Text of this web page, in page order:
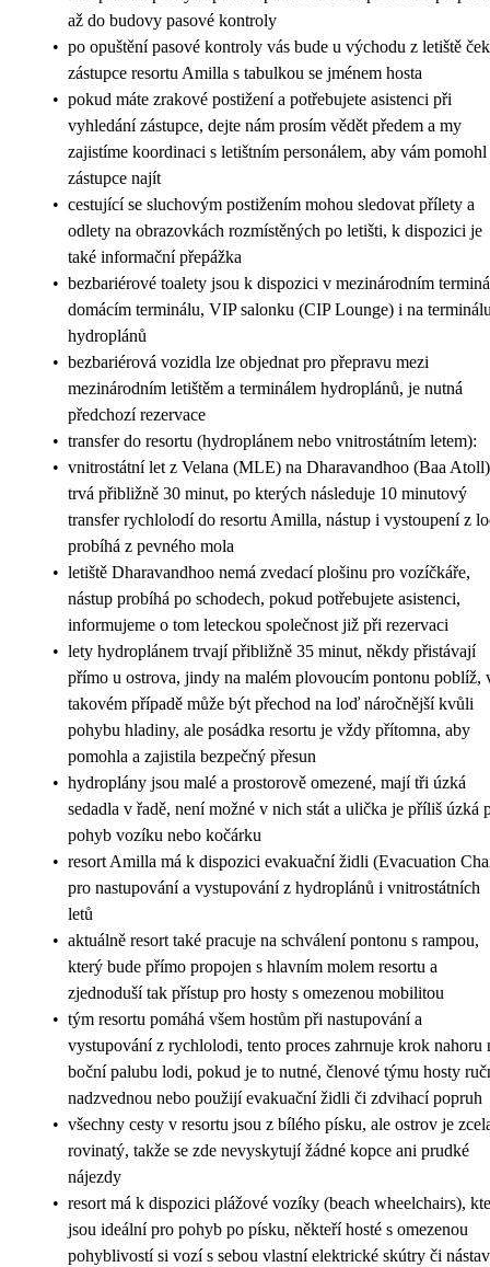
až do budovy pasové kontroly
• po opuštění pasové kontroly vás bude u východu z letiště
zástupce resortu Amilla s tabulkou se jménem hosta
• pokud máte zrakové postižení a potřebujete asistenci při
vyhledání zástupce, dejte nám prosím vědět předem a my
zajistíme koordinaci s letištním personálem, aby vám pomohl
zástupce najít
• cestující se sluchovým postižením mohou sledovat přílety a
odlety na obrazovkách rozmístěných po letišti, k dispozici je
také informační přepážka
• bezbariérové toalety jsou k dispozici v mezinárodním
domácím terminálu, VIP salonku (CIP Lounge) i na
hydroplánů
• bezbariérová vozidla lze objednat pro přepravu mezi
mezinárodním letištěm a terminálem hydroplánů, je nutná
předchozí rezervace
• transfer do resortu (hydroplánem nebo vnitrostátním letem):
• vnitrostátní let z Velana (MLE) na Dharavandhoo (Baa Atoll)
trvá přibližně 30 minut, po kterých následuje 10 minutový
transfer rychlolodí do resortu Amilla, nástup i vystoupení z
probíhá z pevného mola
• letiště Dharavandhoo nemá zvedací plošinu pro vozíčkáře,
nástup probíhá po schodech, pokud potřebujete asistenci,
informujeme o tom leteckou společnost již při rezervaci
• lety hydroplánem trvají přibližně 35 minut, někdy přistávají
přímo u ostrova, jindy na malém plovoucím pontonu poblíž,
takovém případě může být přechod na loď náročnější kvůli
pohybu hladiny, ale posádka resortu je vždy přítomna, aby
pomohla a zajistila bezpečný přesun
• hydroplány jsou malé a prostorově omezené, mají tři úzká
sedadla v řadě, není možné v nich stát a ulička je příliš úzká
pohyb vozíku nebo kočárku
• resort Amilla má k dispozici evakuační židli (Evacuation
pro nastupování a vystupování z hydroplánů i vnitrostátních
letů
• aktuálně resort také pracuje na schválení pontonu s rampou,
který bude přímo propojen s hlavním molem resortu a
zjednoduší tak přístup pro hosty s omezenou mobilitou
• tým resortu pomáhá všem hostům při nastupování a
vystupování z rychlolodi, tento proces zahrnuje krok nahoru
boční palubu lodi, pokud je to nutné, členové týmu hosty
nadzvednou nebo použijí evakuační židli či zdvihací popruh
• všechny cesty v resortu jsou z bílého písku, ale ostrov je
rovinatý, takže se zde nevyskytují žádné kopce ani prudké
nájezdy
• resort má k dispozici plážové vozíky (beach wheelchairs),
jsou ideální pro pohyb po písku, někteří hosté s omezenou
pohyblivostí si vozí s sebou vlastní elektrické skútry či